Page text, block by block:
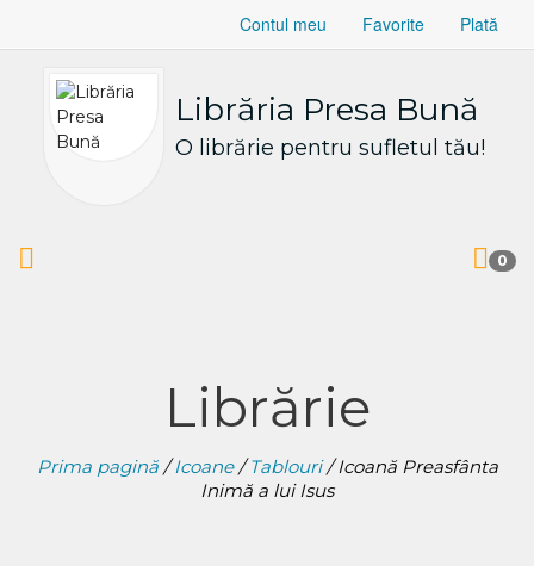
Contul meu Favorite Plată
Librăria Presa Bună
O librărie pentru sufletul tău!
0
Librărie
Prima pagină/Icoane/Tablouri/ Icoană Preasfânta
Inimă a lui Isus